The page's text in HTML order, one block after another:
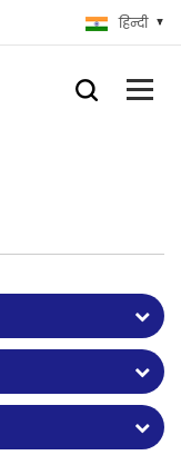
हिन्दी